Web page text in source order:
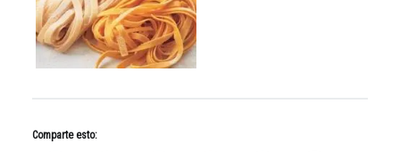
Comparte esto: